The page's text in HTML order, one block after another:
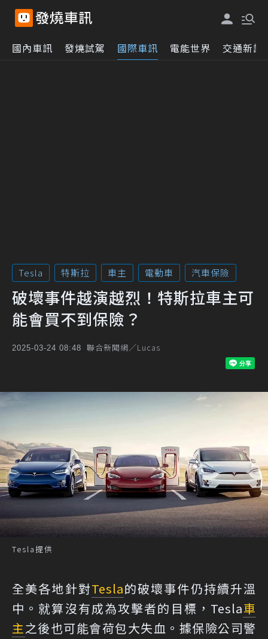
國內車訊 發燒試駕 國際車訊 電能世界 交通新訊
Tesla 特斯拉 車主 電動車 汽車保險
破壞事件越演越烈！特斯拉車主可
能會買不到保險？
2025-03-24 08:48 聯合新聞網／Lucas
Tesla提供
全美各地針對Tesla的破壞事件仍持續升溫
中。就算沒有成為攻擊者的目標，Tesla車
主之後也可能會荷包大失血。據保險公司警